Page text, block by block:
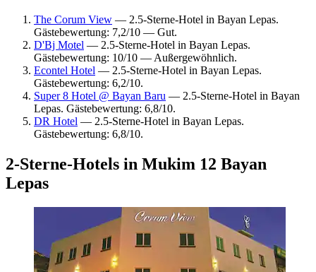
The Corum View — 2.5-Sterne-Hotel in Bayan Lepas.
Gästebewertung: 7,2/10 — Gut.
D'Bj Motel — 2.5-Sterne-Hotel in Bayan Lepas.
Gästebewertung: 10/10 — Außergewöhnlich.
Econtel Hotel — 2.5-Sterne-Hotel in Bayan Lepas.
Gästebewertung: 6,2/10.
Super 8 Hotel @ Bayan Baru — 2.5-Sterne-Hotel in Bayan
Lepas. Gästebewertung: 6,8/10.
DR Hotel — 2.5-Sterne-Hotel in Bayan Lepas.
Gästebewertung: 6,8/10.
2-Sterne-Hotels in Mukim 12 Bayan
Lepas